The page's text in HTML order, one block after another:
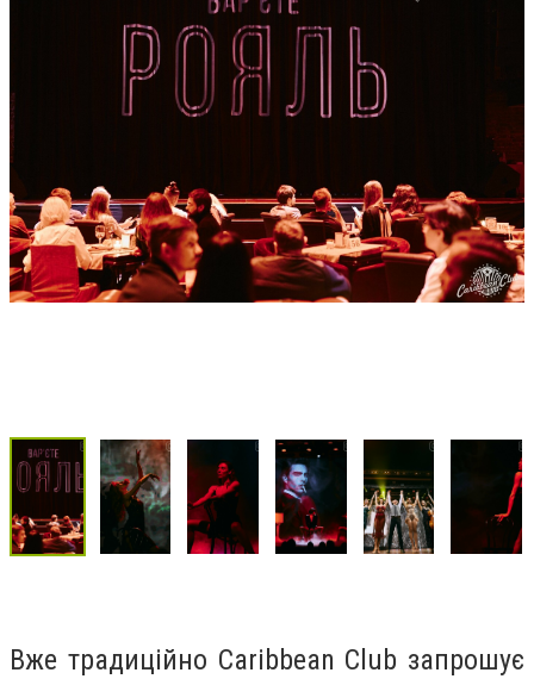
Вже традиційно Caribbean Club запрошує